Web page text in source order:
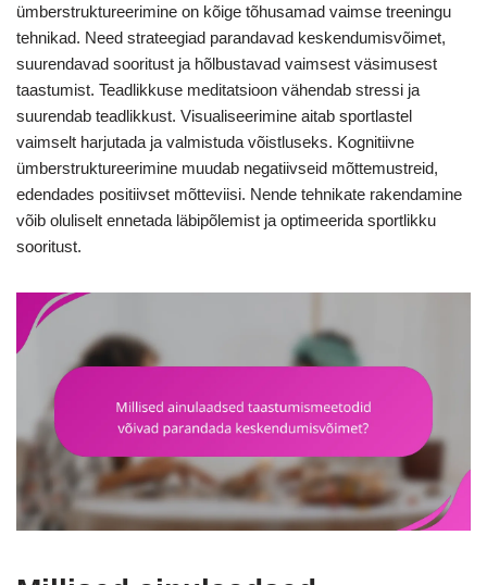
ümberstruktureerimine on kõige tõhusamad vaimse treeningu
tehnikad. Need strateegiad parandavad keskendumisvõimet,
suurendavad sooritust ja hõlbustavad vaimsest väsimusest
taastumist. Teadlikkuse meditatsioon vähendab stressi ja
suurendab teadlikkust. Visualiseerimine aitab sportlastel
vaimselt harjutada ja valmistuda võistluseks. Kognitiivne
ümberstruktureerimine muudab negatiivseid mõttemustreid,
edendades positiivset mõtteviisi. Nende tehnikate rakendamine
võib oluliselt ennetada läbipõlemist ja optimeerida sportlikku
sooritust.